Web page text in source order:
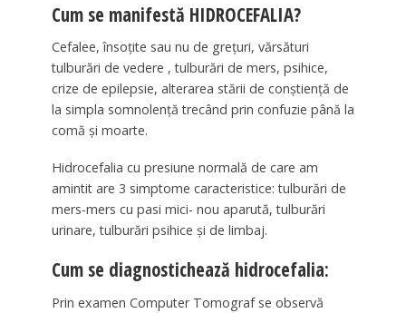
Cum se manifestă HIDROCEFALIA?
Cefalee, însoțite sau nu de grețuri, vărsături
tulburări de vedere , tulburări de mers, psihice,
crize de epilepsie, alterarea stării de conștiență de
la simpla somnolență trecând prin confuzie până la
comă și moarte.
Hidrocefalia cu presiune normală de care am
amintit are 3 simptome caracteristice: tulburări de
mers-mers cu pasi mici- nou aparută, tulburări
urinare, tulburări psihice și de limbaj.
Cum se diagnostichează hidrocefalia:
Prin examen Computer Tomograf se observă